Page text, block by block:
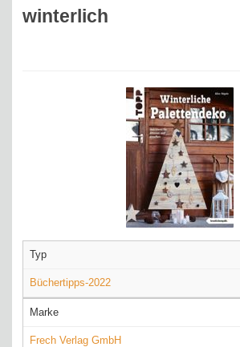
winterlich
Typ
Büchertipps-2022
Marke
Frech Verlag GmbH